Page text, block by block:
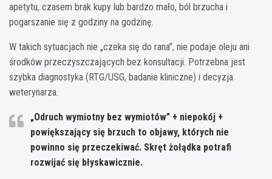
apetytu, czasem brak kupy lub bardzo mało, ból brzucha i
pogarszanie się z godziny na godzinę.
W takich sytuacjach nie „czeka się do rana”, nie podaje oleju ani
środków przeczyszczających bez konsultacji. Potrzebna jest
szybka diagnostyka (RTG/USG, badanie kliniczne) i decyzja
weterynarza.
„Odruch wymiotny bez wymiotów” + niepokój +
powiększający się brzuch to objawy, których nie
powinno się przeczekiwać. Skręt żołądka potrafi
rozwijać się błyskawicznie.